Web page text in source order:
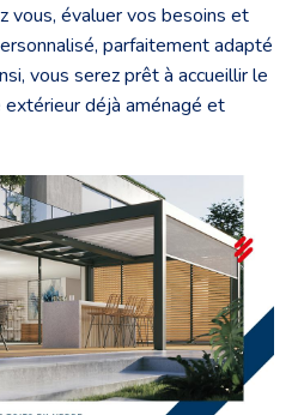
vous, évaluer vos besoins et
parfaitement adapté
vous serez prêt à accueillir le
déjà aménagé et